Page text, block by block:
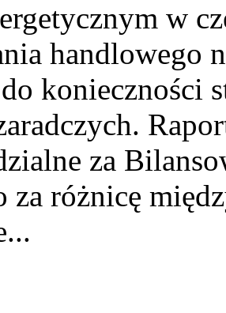
w
handlowego
konieczności
za
za różnicę